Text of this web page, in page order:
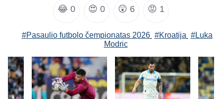
😂 0 😍 0 😲 6 😡 1
#Pasaulio futbolo čempionatas 2026 #Kroatija #Luka
Modric